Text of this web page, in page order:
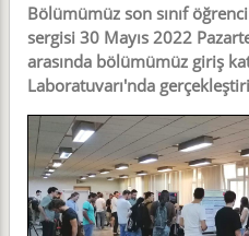
Bölümümüz son sınıf
sergisi 30 Mayıs 2022
arasında bölümümüz giriş
Laboratuvarı'nda